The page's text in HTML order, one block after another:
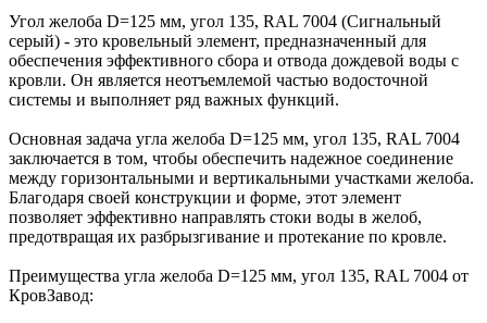
Угол желоба D=125 мм, угол 135, RAL 7004 (Сигнальный
серый) - это кровельный элемент, предназначенный для
обеспечения эффективного сбора и отвода дождевой воды с
кровли. Он является неотъемлемой частью водосточной
системы и выполняет ряд важных функций.
Основная задача угла желоба D=125 мм, угол 135, RAL 7004
заключается в том, чтобы обеспечить надежное соединение
между горизонтальными и вертикальными участками желоба.
Благодаря своей конструкции и форме, этот элемент
позволяет эффективно направлять стоки воды в желоб,
предотвращая их разбрызгивание и протекание по кровле.
Преимущества угла желоба D=125 мм, угол 135, RAL 7004 от
КровЗавод: